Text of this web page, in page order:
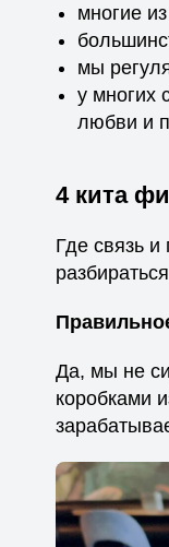
многие
мы
у многих
любви и
4 кита
Где связь
Да, мы не
коробками